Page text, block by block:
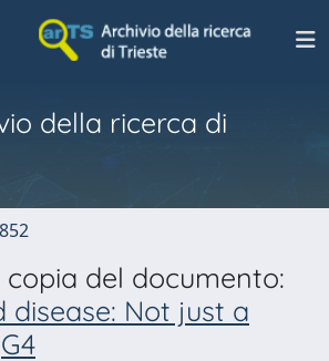
della ricerca di
copia del documento:
disease: Not just a